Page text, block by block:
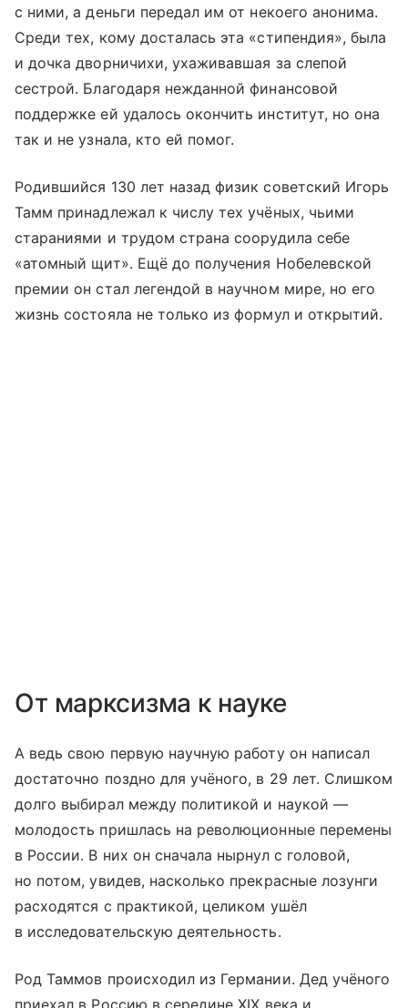
с ними, а деньги передал им от некоего анонима.
Среди тех, кому досталась эта «стипендия», была
и дочка дворничихи, ухаживавшая за слепой
сестрой. Благодаря нежданной финансовой
поддержке ей удалось окончить институт, но она
так и не узнала, кто ей помог.
Родившийся 130 лет назад физик советский Игорь
Тамм принадлежал к числу тех учёных, чьими
стараниями и трудом страна соорудила себе
«атомный щит». Ещё до получения Нобелевской
премии он стал легендой в научном мире, но его
жизнь состояла не только из формул и открытий.
От марксизма к науке
А ведь свою первую научную работу он написал
достаточно поздно для учёного, в 29 лет. Слишком
долго выбирал между политикой и наукой —
молодость пришлась на революционные перемены
в России. В них он сначала нырнул с головой,
но потом, увидев, насколько прекрасные лозунги
расходятся с практикой, целиком ушёл
в исследовательскую деятельность.
Род Таммов происходил из Германии. Дед учёного
приехал в Россию в середине XIX века и,